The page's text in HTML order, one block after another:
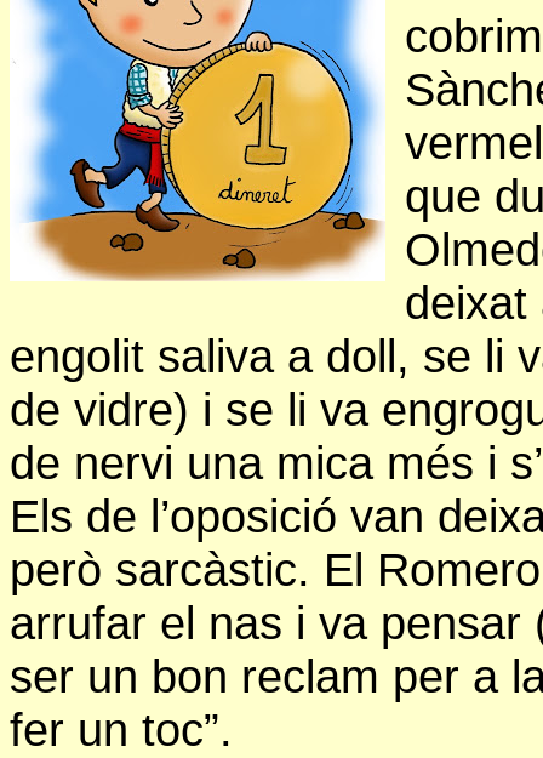
que
engolit saliva a doll, se li
de vidre) i se li va
de nervi una mica més i
Els de l’oposició van
però sarcàstic. El
arrufar el nas i va pensar
ser un bon reclam per a
fer un toc”.